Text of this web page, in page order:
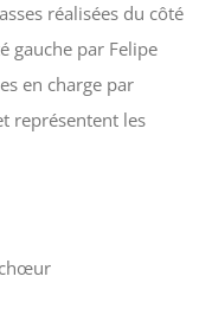
réalisées du côté
gauche par Felipe
en charge par
représentent les
chœur